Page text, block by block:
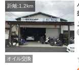
距離:1.2km
オイル交換